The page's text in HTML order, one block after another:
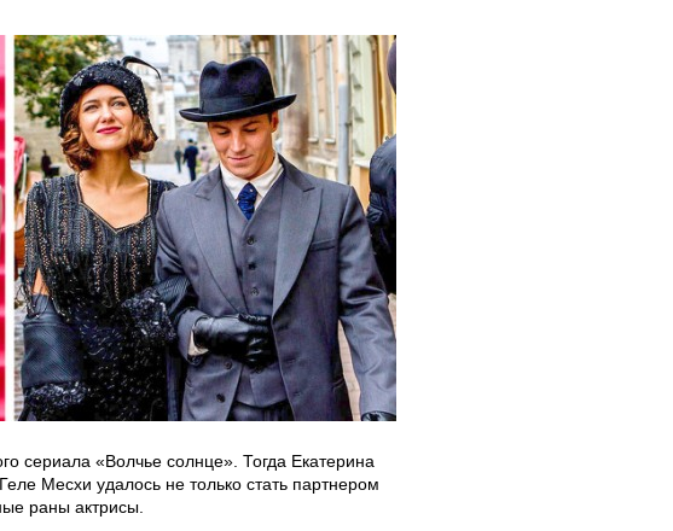
сериала «Волчье солнце». Тогда Екатерина
Месхи удалось не только стать партнером
раны актрисы.